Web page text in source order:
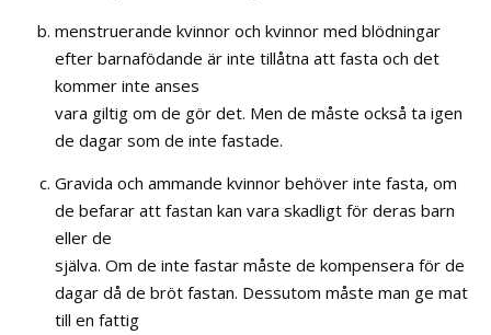
menstruerande kvinnor och kvinnor med blödningar
efter barnafödande är inte tillåtna att fasta och det
kommer inte anses
vara giltig om de gör det. Men de måste också ta igen
de dagar som de inte fastade.
Gravida och ammande kvinnor behöver inte fasta, om
de befarar att fastan kan vara skadligt för deras barn
eller de
själva. Om de inte fastar måste de kompensera för de
dagar då de bröt fastan. Dessutom måste man ge mat
till en fattig